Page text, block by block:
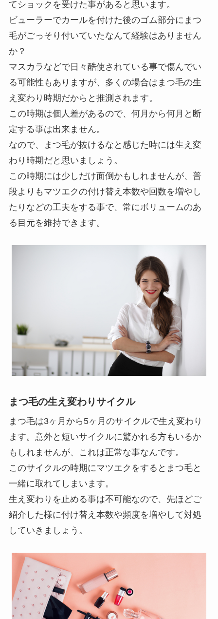
てショックを受けた事があると思います。
ビューラーでカールを付けた後のゴム部分にまつ
毛がごっそり付いていたなんて経験はありません
か？
マスカラなどで日々酷使されている事で傷んでい
る可能性もありますが、多くの場合はまつ毛の生
え変わり時期だからと推測されます。
この時期は個人差があるので、何月から何月と断
定する事は出来ません。
なので、まつ毛が抜けるなと感じた時には生え変
わり時期だと思いましょう。
この時期には少しだけ面倒かもしれませんが、普
段よりもマツエクの付け替え本数や回数を増やし
たりなどの工夫をする事で、常にボリュームのあ
る目元を維持できます。
まつ毛の生え変わりサイクル
まつ毛は3ヶ月から5ヶ月のサイクルで生え変わり
ます。意外と短いサイクルに驚かれる方もいるか
もしれませんが、これは正常な事なんです。
このサイクルの時期にマツエクをするとまつ毛と
一緒に取れてしまいます。
生え変わりを止める事は不可能なので、先ほどご
紹介した様に付け替え本数や頻度を増やして対処
していきましょう。